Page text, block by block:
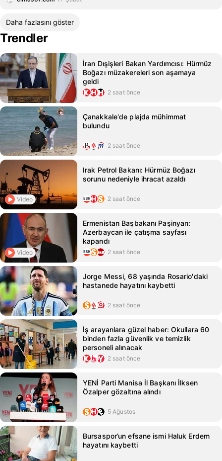
Daha fazlasını göster
Trendler
İran Dışişleri Bakan Yardımcısı: Hürmüz
Boğazı müzakereleri son aşamaya
geldi
2 saat önce
Çanakkale'de plajda mühimmat
bulundu
2 saat önce
Video
Irak Petrol Bakanı: Hürmüz Boğazı
sorunu nedeniyle ihracat azaldı
2 saat önce
Video
Ermenistan Başbakanı Paşinyan:
Azerbaycan ile çatışma sayfası
kapandı
2 saat önce
Jorge Messi, 68 yaşında Rosario'daki
hastanede hayatını kaybetti
2 saat önce
İş arayanlara güzel haber: Okullara 60
binden fazla güvenlik ve temizlik
personeli alınacak
2 saat önce
YENİ Parti Manisa İl Başkanı İlksen
Özalper gözaltına alındı
5 Ağustos
Bursaspor’un efsane ismi Haluk Erdem
hayatını kaybetti